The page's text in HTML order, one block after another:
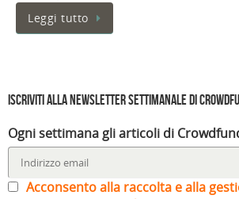
Leggi tutto
Iscriviti alla Newsletter settimanale di
Ogni settimana gli articoli di
Acconsento alla raccolta e alla